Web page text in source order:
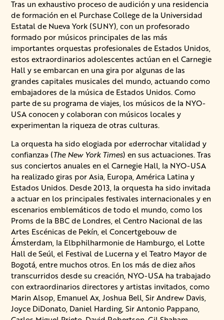
Tras un exhaustivo proceso de audición y una residencia
de formación en el Purchase College de la Universidad
Estatal de Nueva York (SUNY), con un profesorado
formado por músicos principales de las más
importantes orquestas profesionales de Estados Unidos,
estos extraordinarios adolescentes actúan en el Carnegie
Hall y se embarcan en una gira por algunas de las
grandes capitales musicales del mundo, actuando como
embajadores de la música de Estados Unidos. Como
parte de su programa de viajes, los músicos de la NYO-
USA conocen y colaboran con músicos locales y
experimentan la riqueza de otras culturas.
La orquesta ha sido elogiada por «derrochar vitalidad y
confianza» (The New York Times) en sus actuaciones. Tras
sus conciertos anuales en el Carnegie Hall, la NYO-USA
ha realizado giras por Asia, Europa, América Latina y
Estados Unidos. Desde 2013, la orquesta ha sido invitada
a actuar en los principales festivales internacionales y en
escenarios emblemáticos de todo el mundo, como los
Proms de la BBC de Londres, el Centro Nacional de las
Artes Escénicas de Pekín, el Concertgebouw de
Ámsterdam, la Elbphilharmonie de Hamburgo, el Lotte
Hall de Seúl, el Festival de Lucerna y el Teatro Mayor de
Bogotá, entre muchos otros. En los más de diez años
transcurridos desde su creación, NYO-USA ha trabajado
con extraordinarios directores y artistas invitados, como
Marin Alsop, Emanuel Ax, Joshua Bell, Sir Andrew Davis,
Joyce DiDonato, Daniel Harding, Sir Antonio Pappano,